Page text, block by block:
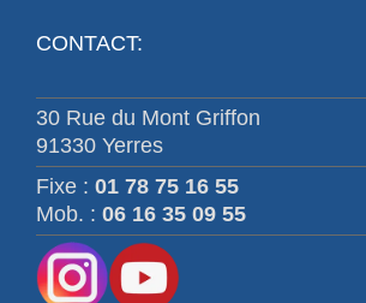
CONTACT:
30 Rue du Mont Griffon
91330 Yerres
Fixe : 01 78 75 16 55
Mob. : 06 16 35 09 55